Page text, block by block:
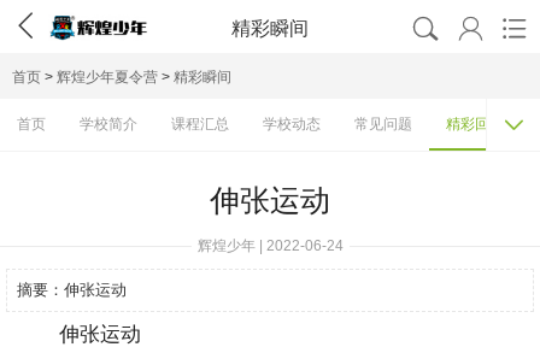
 精彩瞬间   
首页 > 辉煌少年夏令营 > 精彩瞬间
首页 学校简介 课程汇总 学校动态 常见问题 精彩回顾 
伸张运动
辉煌少年 | 2022-06-24
摘要： 伸张运动
伸张运动